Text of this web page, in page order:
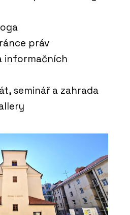
- Urbania
- Urbania
práv
informačních
seminář a zahrada